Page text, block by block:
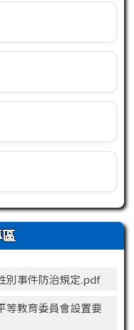
別事件防治規定.pdf
等教育委員會設置要